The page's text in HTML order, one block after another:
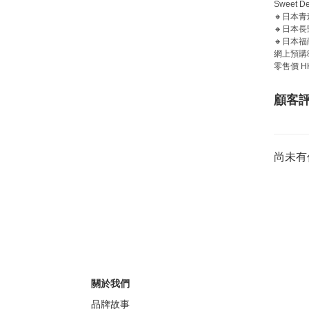
Sweet
🔸 日本
🔸 日本
🔸 日本
網上預購
零售價
顧客
尚未
關於我們
品牌故事